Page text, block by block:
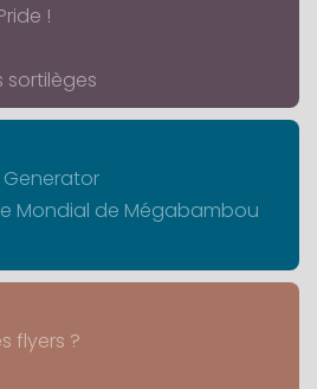
!
sortilèges
Mondial de Mégabambou
flyers ?